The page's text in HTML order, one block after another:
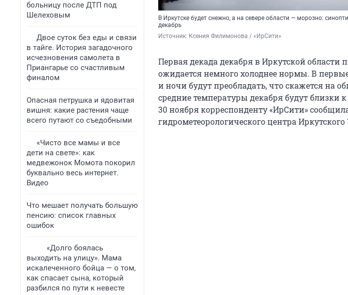
больницу после ДТП под
Шелеховым
Двое суток без еды и связи
в тайге. История загадочного
исчезновения самолета в
Приангарье со счастливым
финалом
Опасная петрушка и ядовитая
вишня: какие растения чаще
всего путают со съедобными
«Чисто все мамы и все
дети на свете»: как
медвежонок Момота покорил
буквально весь интернет.
Видео
Что мешает получать большую
пенсию: список главных
ошибок
«Долго боялась
выходить на улицу». Мама
искалеченного бойца — о том,
как спасает сына, который
разбился по пути к невесте
В Иркутске будет снежно, а на севере области — морозно:
декабрь
Источник: Ксения Филимонова / «ИрСити»
Первая декада декабря в Иркутской области
ожидается немного холоднее нормы. В
и ночи будут преобладать, что скажется на
средние температуры декабря будут близки
30 ноября корреспонденту «ИрСити»
гидрометеорологического центра